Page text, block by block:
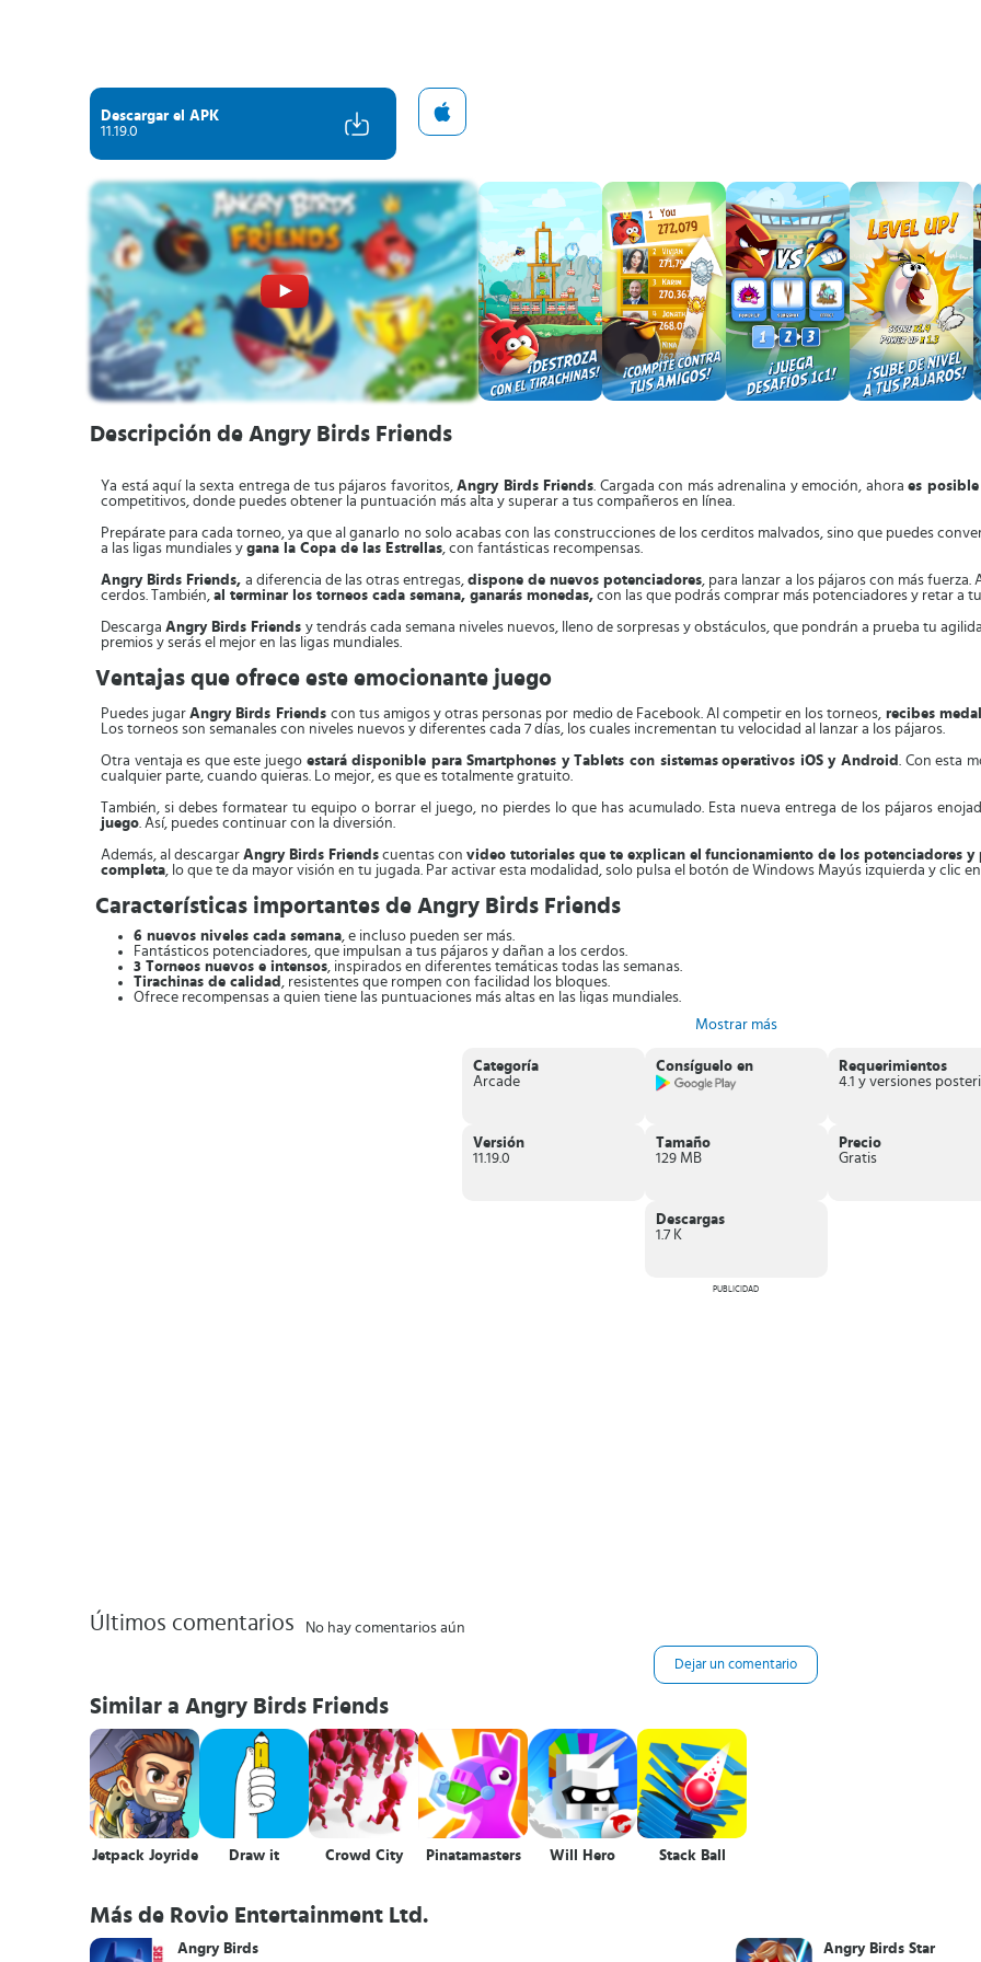
Descargar el APK
11.19.0
Descripción de Angry Birds Friends
Ya está aquí la sexta entrega de tus pájaros favoritos,Angry Birds Friends. Cargada con más adrenalina y emoción, ahoraes
competitivos, donde puedes obtener la puntuación más alta y superar a tus compañeros en línea.
Prepárate para cada torneo, ya que al ganarlo no solo acabas con las construcciones de los cerditos malvados, sino que puedes
a las ligas mundiales y gana la Copa de las Estrellas, con fantásticas recompensas.
Angry Birds Friends,a diferencia de las otras entregas,dispone de nuevos potenciadores, para lanzar a los pájaros con más
cerdos. También, al terminar los torneos cada semana, ganarás monedas, con las que podrás comprar más potenciadores y retar a
Descarga Angry Birds Friends y tendrás cada semana niveles nuevos, lleno de sorpresas y obstáculos, que pondrán a prueba tu
premios y serás el mejor en las ligas mundiales.
Ventajas que ofrece este emocionante juego
Puedes jugarAngry Birds Friends con tus amigos y otras personas por medio de Facebook. Al competir en los torneos, recibes
Los torneos son semanales con niveles nuevos y diferentes cada 7 días, los cuales incrementan tu velocidad al lanzar a los pájaros.
Otra ventaja es que este juego estará disponible para Smartphones y Tablets con sistemas operativos iOS y Android . Con esta
cualquier parte, cuando quieras. Lo mejor, es que es totalmente gratuito.
También, si debes formatear tu equipo o borrar el juego, no pierdes lo que has acumulado. Esta nueva entrega de los pájaros
juego. Así, puedes continuar con la diversión.
Además, al descargar Angry Birds Friends cuentas con video tutoriales que te explican el funcionamiento de los potenciadores y
completa, lo que te da mayor visión en tu jugada. Par activar esta modalidad, solo pulsa el botón de Windows Mayús izquierda y clic
Características importantes de Angry Birds Friends
6 nuevos niveles cada semana, e incluso pueden ser más.
Fantásticos potenciadores, que impulsan a tus pájaros y dañan a los cerdos.
3 Torneos nuevos e intensos, inspirados en diferentes temáticas todas las semanas.
Tirachinas de calidad , resistentes que rompen con facilidad los bloques.
Ofrece recompensas a quien tiene las puntuaciones más altas en las ligas mundiales.
Entonces, no dejes disfrutar este dinámico juego, acaba con los cerditos y obtén la mayor puntuación.
Mostrar más
Categoría
Arcade
Consíguelo en
Requerimientos
Versión
11.19.0
Tamaño
129 MB
Precio
Gratis
Descargas
1.7 K
PUBLICIDAD
Últimos comentarios No hay comentarios aún
Dejar un comentario
Similar a Angry Birds Friends
Jetpack Joyride Draw it Crowd City Pinatamasters Will Hero Stack Ball
Más de Rovio Entertainment Ltd.
Angry Birds Angry Birds Star